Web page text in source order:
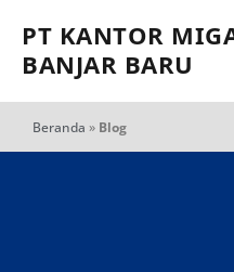
PT KANTOR
BANJAR BARU
Beranda » Blog